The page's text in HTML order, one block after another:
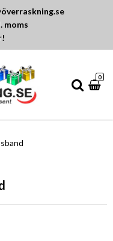
moms
0